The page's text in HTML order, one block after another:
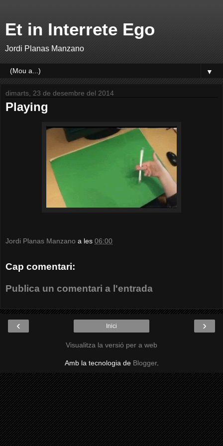
Et in Interrete Ego
Jordi Planas Manzano
▼
dimarts, 23 de desembre del 2014
Playing
Jordi Planas Manzano a les 06:00
Cap comentari:
Publica un comentari a l'entrada
‹ ›
Inici
Visualitza la versió per a web
Amb la tecnologia de Blogger.